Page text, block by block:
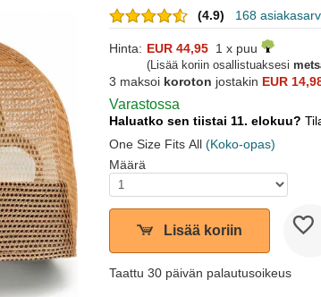
(4.9) 168
Hinta: EUR 44,95 1 x puu
(Lisää koriin osallistuaksesi
3 maksoi koroton jostakin EUR
Varastossa
Haluatko sen tiistai 11. elokuu?
One Size Fits All (Koko-opas)
Määrä
Lisää koriin
Taattu 30 päivän palautusoikeus